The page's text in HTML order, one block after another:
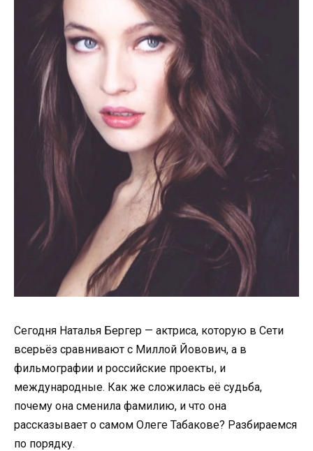
Сегодня Наталья Бергер — актриса, которую в Сети
всерьёз сравнивают с Миллой Йовович, а в
фильмографии и российские проекты, и
международные. Как же сложилась её судьба,
почему она сменила фамилию, и что она
рассказывает о самом Олеге Табакове? Разбираемся
по порядку.